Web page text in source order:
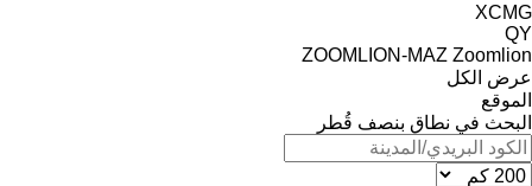
XCMG
QY
ZOOMLION-MAZ Zoomlion
عرض الكل
الموقع
البحث في نطاق بنصف قُطر